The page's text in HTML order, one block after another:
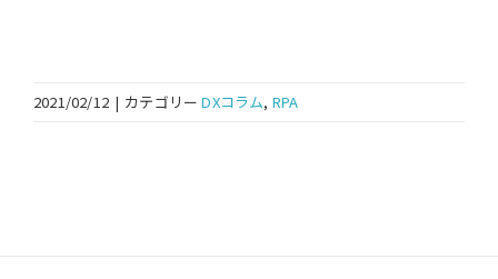
2021/02/12 | カテゴリーDXコラム, RPA